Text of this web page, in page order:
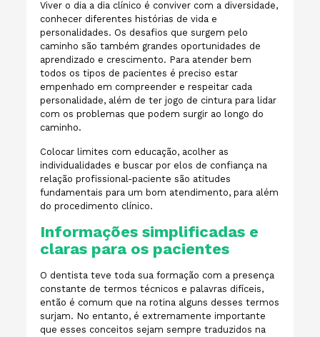
Viver o dia a dia clínico é conviver com a diversidade,
conhecer diferentes histórias de vida e
personalidades. Os desafios que surgem pelo
caminho são também grandes oportunidades de
aprendizado e crescimento. Para atender bem
todos os tipos de pacientes é preciso estar
empenhado em compreender e respeitar cada
personalidade, além de ter jogo de cintura para lidar
com os problemas que podem surgir ao longo do
caminho.
Colocar limites com educação, acolher as
individualidades e buscar por elos de confiança na
relação profissional-paciente são atitudes
fundamentais para um bom atendimento, para além
do procedimento clínico.
Informações simplificadas e
claras para os pacientes
O dentista teve toda sua formação com a presença
constante de termos técnicos e palavras difíceis,
então é comum que na rotina alguns desses termos
surjam. No entanto, é extremamente importante
que esses conceitos sejam sempre traduzidos na